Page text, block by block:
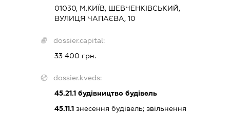
01030, М.КИЇВ, ШЕВЧЕНКІВСЬКИЙ,
ВУЛИЦЯ ЧАПАЄВА, 10
dossier.capital:
33 400 грн.
dossier.kveds:
45.21.1будівництво будівель
45.11.1знесення будівель; звільнення